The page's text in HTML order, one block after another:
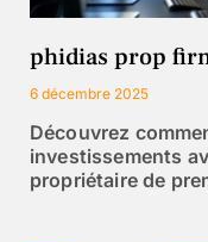
phidias prop
6 décembre 2025
Découvrez
investissements
propriétaire de